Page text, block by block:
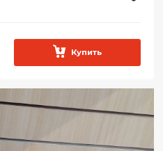
Купить